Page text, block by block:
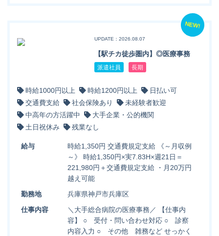
NEW!
UPDATE：2026.08.07
【駅チカ徒歩圏内】◎医療事務
派遣社員 長期
時給1000円以上 時給1200円以上
日払い可
交通費支給
社会保険あり
未経験者歓迎
中高年の方活躍中
大手企業・公的機関
土日祝休み
残業なし
給与
時給1,350円 交通費規定支給 《～月収例
～》 時給1,350円×実7.83H×週21日＝
221,980円＋交通費規定支給 ・月20万円
越え可能
勤務地
兵庫県神戸市兵庫区
仕事内容
＼大手総合病院の医療事務／ 【仕事内
容】 ○ 受付・問い合わせ対応 ○ 診察
内容入力 ○ その他 雑務など せっかく